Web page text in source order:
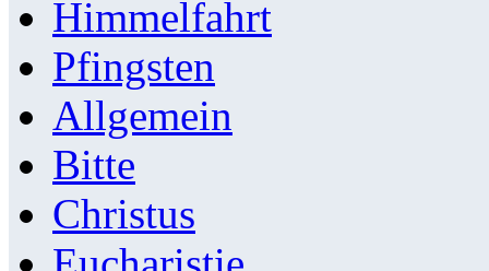
Himmelfahrt
Pfingsten
Allgemein
Bitte
Christus